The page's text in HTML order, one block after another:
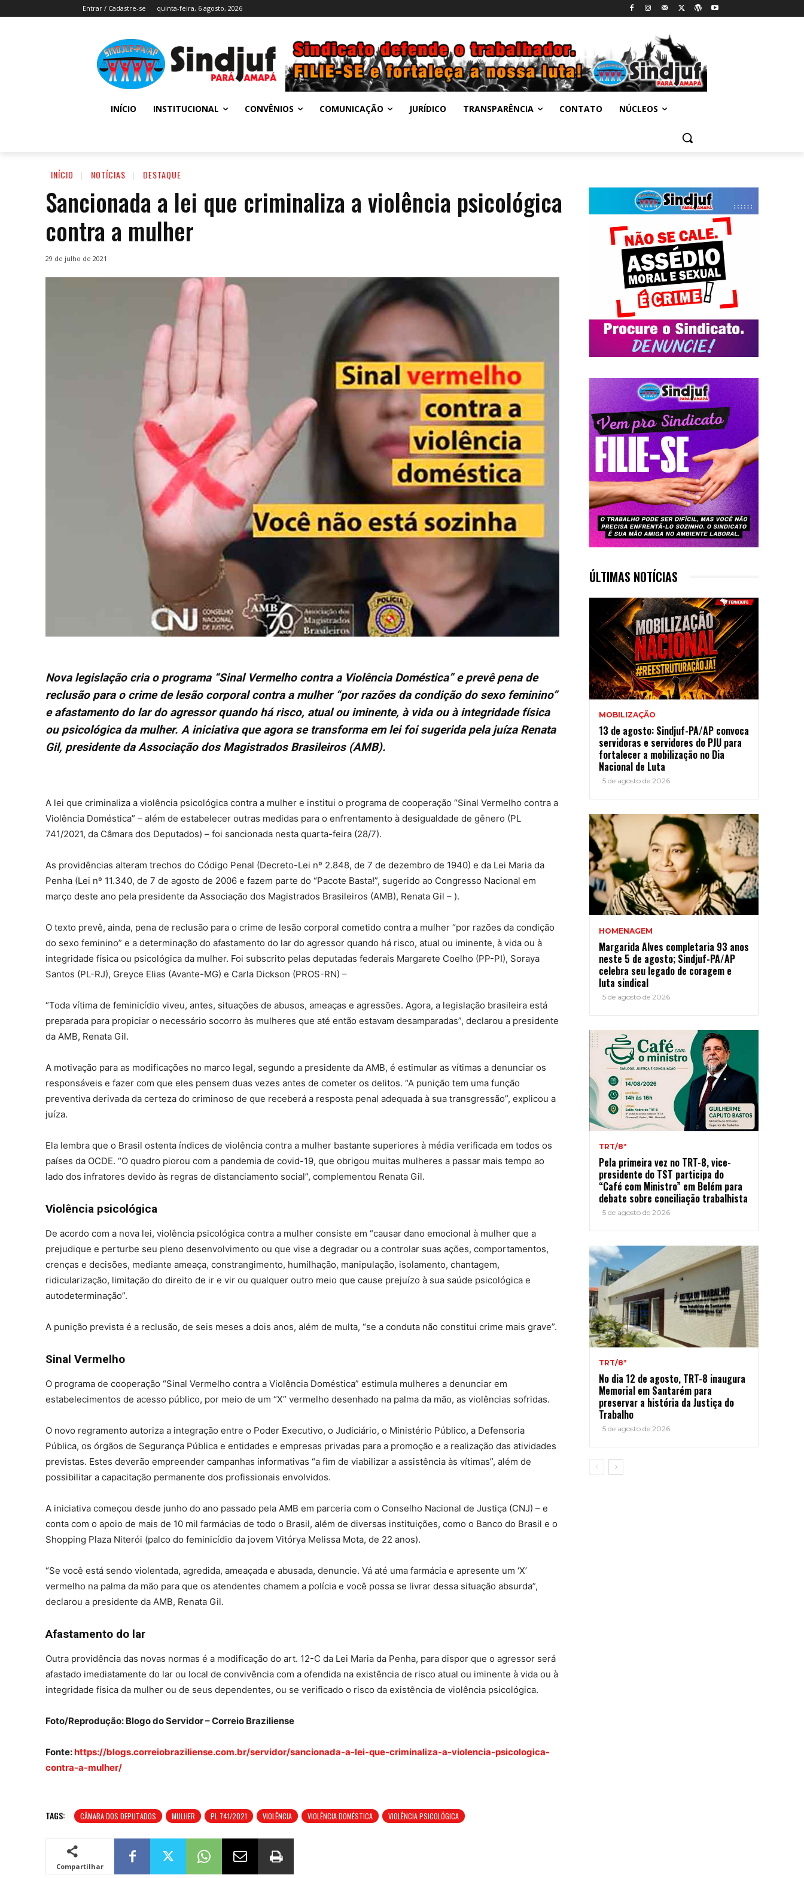
Entrar / Cadastre-se quinta-feira, 6 agosto, 2026
INÍCIO INSTITUCIONAL CONVÊNIOS COMUNICAÇÃO JURÍDICO TRANSPARÊNCIA CONTATO NÚCLEOS
INÍCIO NOTÍCIAS DESTAQUE
Sancionada a lei que criminaliza a violência psicológica
contra a mulher
29 de julho de 2021
Nova legislação cria o programa “Sinal Vermelho contra a Violência Doméstica” e prevê pena de
reclusão para o crime de lesão corporal contra a mulher “por razões da condição do sexo feminino”
e afastamento do lar do agressor quando há risco, atual ou iminente, à vida ou à integridade física
ou psicológica da mulher. A iniciativa que agora se transforma em lei foi sugerida pela juíza Renata
Gil, presidente da Associação dos Magistrados Brasileiros (AMB).
A lei que criminaliza a violência psicológica contra a mulher e institui o programa de cooperação “Sinal Vermelho contra a
Violência Doméstica” – além de estabelecer outras medidas para o enfrentamento à desigualdade de gênero (PL
741/2021, da Câmara dos Deputados) – foi sancionada nesta quarta-feira (28/7).
As providências alteram trechos do Código Penal (Decreto-Lei nº 2.848, de 7 de dezembro de 1940) e da Lei Maria da
Penha (Lei nº 11.340, de 7 de agosto de 2006 e fazem parte do “Pacote Basta!”, sugerido ao Congresso Nacional em
março deste ano pela presidente da Associação dos Magistrados Brasileiros (AMB), Renata Gil – ).
O texto prevê, ainda, pena de reclusão para o crime de lesão corporal cometido contra a mulher “por razões da condição
do sexo feminino” e a determinação do afastamento do lar do agressor quando há risco, atual ou iminente, à vida ou à
integridade física ou psicológica da mulher. Foi subscrito pelas deputadas federais Margarete Coelho (PP-PI), Soraya
Santos (PL-RJ), Greyce Elias (Avante-MG) e Carla Dickson (PROS-RN) –
“Toda vítima de feminicídio viveu, antes, situações de abusos, ameaças e agressões. Agora, a legislação brasileira está
preparada para propiciar o necessário socorro às mulheres que até então estavam desamparadas”, declarou a presidente
da AMB, Renata Gil.
A motivação para as modificações no marco legal, segundo a presidente da AMB, é estimular as vítimas a denunciar os
responsáveis e fazer com que eles pensem duas vezes antes de cometer os delitos. “A punição tem uma função
preventiva derivada da certeza do criminoso de que receberá a resposta penal adequada à sua transgressão”, explicou a
juíza.
Ela lembra que o Brasil ostenta índices de violência contra a mulher bastante superiores à média verificada em todos os
países da OCDE. “O quadro piorou com a pandemia de covid-19, que obrigou muitas mulheres a passar mais tempo ao
lado dos infratores devido às regras de distanciamento social”, complementou Renata Gil.
Violência psicológica
De acordo com a nova lei, violência psicológica contra a mulher consiste em “causar dano emocional à mulher que a
prejudique e perturbe seu pleno desenvolvimento ou que vise a degradar ou a controlar suas ações, comportamentos,
crenças e decisões, mediante ameaça, constrangimento, humilhação, manipulação, isolamento, chantagem,
ridicularização, limitação do direito de ir e vir ou qualquer outro meio que cause prejuízo à sua saúde psicológica e
autodeterminação”.
A punição prevista é a reclusão, de seis meses a dois anos, além de multa, “se a conduta não constitui crime mais grave”.
Sinal Vermelho
O programa de cooperação “Sinal Vermelho contra a Violência Doméstica” estimula mulheres a denunciar em
estabelecimentos de acesso público, por meio de um “X” vermelho desenhado na palma da mão, as violências sofridas.
O novo regramento autoriza a integração entre o Poder Executivo, o Judiciário, o Ministério Público, a Defensoria
Pública, os órgãos de Segurança Pública e entidades e empresas privadas para a promoção e a realização das atividades
previstas. Estes deverão empreender campanhas informativas “a fim de viabilizar a assistência às vítimas”, além de
possibilitar a capacitação permanente dos profissionais envolvidos.
A iniciativa começou desde junho do ano passado pela AMB em parceria com o Conselho Nacional de Justiça (CNJ) – e
conta com o apoio de mais de 10 mil farmácias de todo o Brasil, além de diversas instituições, como o Banco do Brasil e o
Shopping Plaza Niterói (palco do feminicídio da jovem Vitórya Melissa Mota, de 22 anos).
“Se você está sendo violentada, agredida, ameaçada e abusada, denuncie. Vá até uma farmácia e apresente um ‘X’
vermelho na palma da mão para que os atendentes chamem a polícia e você possa se livrar dessa situação absurda”,
declarou a presidente da AMB, Renata Gil.
Afastamento do lar
Outra providência das novas normas é a modificação do art. 12-C da Lei Maria da Penha, para dispor que o agressor será
afastado imediatamente do lar ou local de convivência com a ofendida na existência de risco atual ou iminente à vida ou à
integridade física da mulher ou de seus dependentes, ou se verificado o risco da existência de violência psicológica.
Foto/Reprodução: Blogo do Servidor – Correio Braziliense
Fonte:https://blogs.correiobraziliense.com.br/servidor/sancionada-a-lei-que-criminaliza-a-violencia-psicologica-
contra-a-mulher/
TAGS: CÂMARA DOS DEPUTADOS MULHER PL 741/2021 VIOLÊNCIA VIOLÊNCIA DOMÉSTICA VIOLÊNCIA PSICOLÓGICA
Compartilhar
ÚLTIMAS NOTÍCIAS
MOBILIZAÇÃO
13 de agosto: Sindjuf-PA/AP convoca
servidoras e servidores do PJU para
fortalecer a mobilização no Dia
Nacional de Luta
5 de agosto de 2026
HOMENAGEM
Margarida Alves completaria 93 anos
neste 5 de agosto; Sindjuf-PA/AP
celebra seu legado de coragem e
luta sindical
5 de agosto de 2026
TRT/8ª
Pela primeira vez no TRT-8, vice-
presidente do TST participa do
“Café com Ministro” em Belém para
debate sobre conciliação trabalhista
5 de agosto de 2026
TRT/8ª
No dia 12 de agosto, TRT-8 inaugura
Memorial em Santarém para
preservar a história da Justiça do
Trabalho
5 de agosto de 2026